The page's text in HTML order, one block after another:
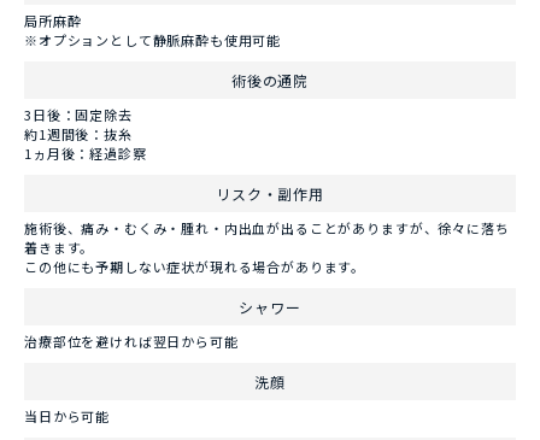
局所麻酔
※オプションとして静脈麻酔も使用可能
術後の通院
3日後：固定除去
約1週間後：抜糸
1ヵ月後：経過診察
リスク・副作用
施術後、痛み・むくみ・腫れ・内出血が出ることがありますが、徐々に落ち
着きます。
この他にも予期しない症状が現れる場合があります。
シャワー
治療部位を避ければ翌日から可能
洗顔
当日から可能